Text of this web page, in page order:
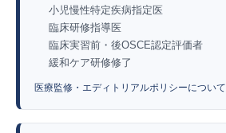
小児慢性特定疾病指定医
臨床研修指導医
臨床実習前・後OSCE認定評価者
緩和ケア研修修了
医療監修・エディトリアルポリシーについて